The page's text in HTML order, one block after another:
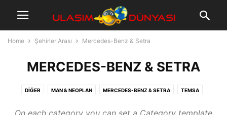
Home Şehirler Arası Mercedes-Benz & Setra
MERCEDES-BENZ & SETRA
DIĞER MAN & NEOPLAN MERCEDES-BENZ & SETRA TEMSA
On each category you can set a Category template